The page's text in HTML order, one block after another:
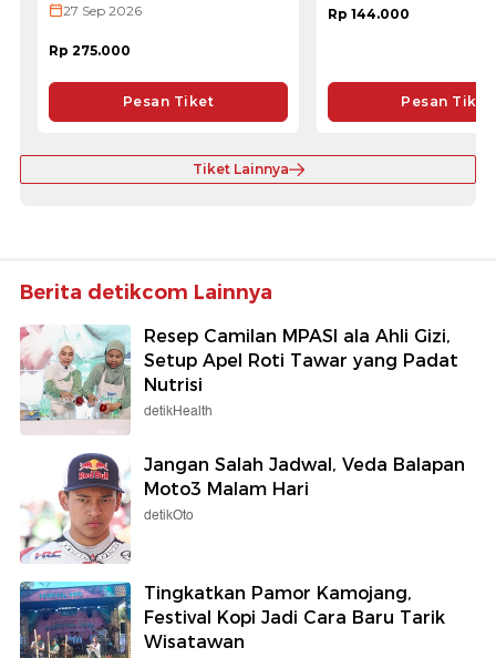
27 Sep 2026
Rp 275.000
Pesan Tiket
Rp 144.000
Pesan Tiket
Tiket Lainnya
Berita detikcom Lainnya
Resep Camilan MPASI ala Ahli Gizi,
Setup Apel Roti Tawar yang Padat
Nutrisi
detikHealth
Jangan Salah Jadwal, Veda Balapan
Moto3 Malam Hari
detikOto
Tingkatkan Pamor Kamojang,
Festival Kopi Jadi Cara Baru Tarik
Wisatawan